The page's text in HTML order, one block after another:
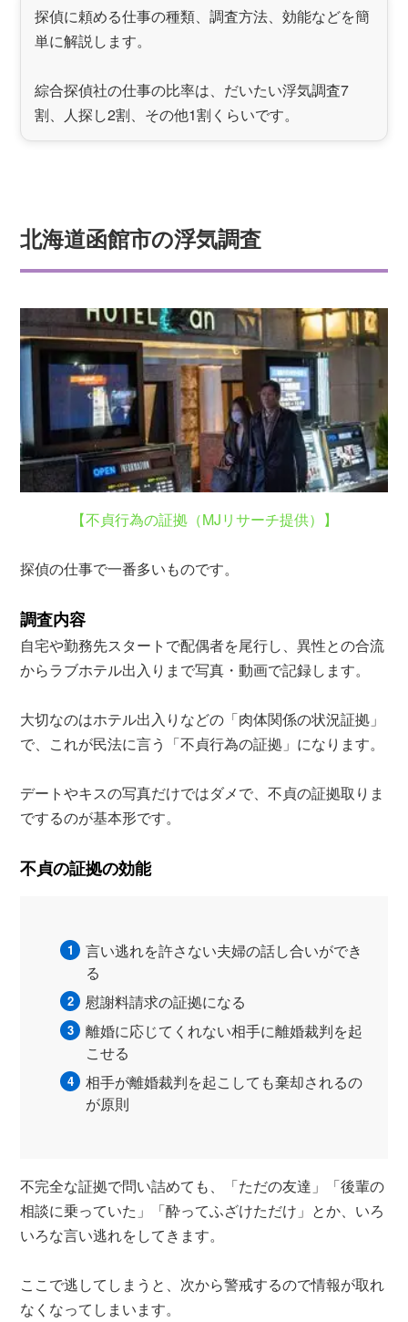
探偵に頼める仕事の種類、調査方法、効能などを簡
単に解説します。
綜合探偵社の仕事の比率は、だいたい浮気調査7
割、人探し2割、その他1割くらいです。
北海道函館市の浮気調査
【不貞行為の証拠（MJリサーチ提供）】
探偵の仕事で一番多いものです。
調査内容
自宅や勤務先スタートで配偶者を尾行し、異性との合流
からラブホテル出入りまで写真・動画で記録します。
大切なのはホテル出入りなどの「肉体関係の状況証拠」
で、これが民法に言う「不貞行為の証拠」になります。
デートやキスの写真だけではダメで、不貞の証拠取りま
でするのが基本形です。
不貞の証拠の効能
言い逃れを許さない夫婦の話し合いができ
る
慰謝料請求の証拠になる
離婚に応じてくれない相手に離婚裁判を起
こせる
相手が離婚裁判を起こしても棄却されるの
が原則
不完全な証拠で問い詰めても、「ただの友達」「後輩の
相談に乗っていた」「酔ってふざけただけ」とか、いろ
いろな言い逃れをしてきます。
ここで逃してしまうと、次から警戒するので情報が取れ
なくなってしまいます。